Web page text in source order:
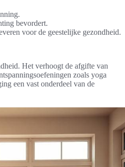
bevordert.
voor de geestelijke gezondheid.
Het verhoogt de afgifte van
zoals yoga
een vast onderdeel van de